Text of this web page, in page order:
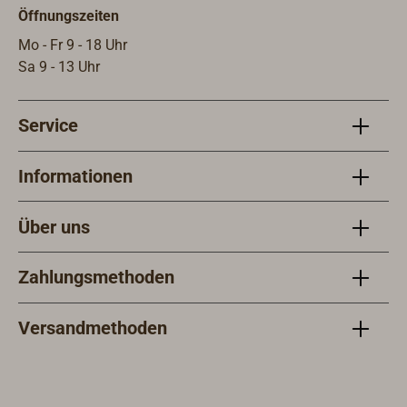
Öffnungszeiten
Mo - Fr 9 - 18 Uhr
Sa 9 - 13 Uhr
Service
Informationen
Über uns
Zahlungsmethoden
Versandmethoden